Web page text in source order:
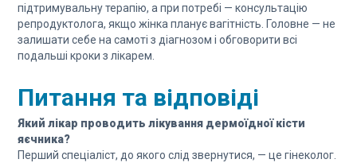
підтримувальну терапію, а при потребі — консультацію
репродуктолога, якщо жінка планує вагітність. Головне — не
залишати себе на самоті з діагнозом і обговорити всі
подальші кроки з лікарем.
Питання та відповіді
Який лікар проводить лікування дермоїдної кісти
яєчника?
Перший спеціаліст, до якого слід звернутися, — це гінеколог.